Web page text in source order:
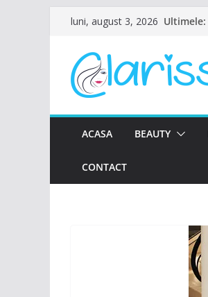
conținut
luni, august 3, 2026 Ultimele:
ACASA BEAUTY
CONTACT